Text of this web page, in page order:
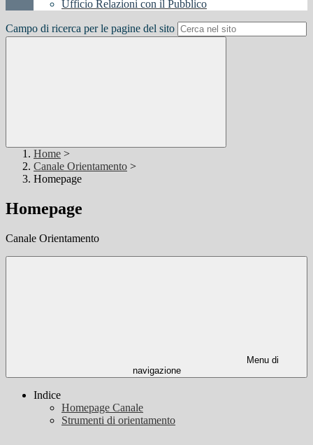
Ufficio Relazioni con il Pubblico
Campo di ricerca per le pagine del sito
Home >
Canale Orientamento >
Homepage
Homepage
Canale Orientamento
Menu di
navigazione
Indice
Homepage Canale
Strumenti di orientamento